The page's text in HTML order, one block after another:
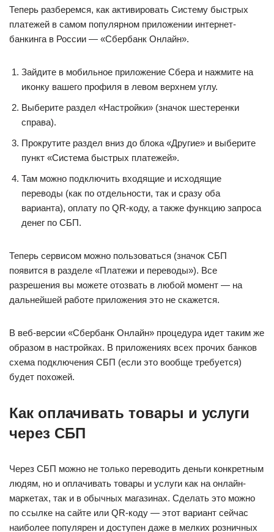
Теперь разберемся, как активировать Систему быстрых
платежей в самом популярном приложении интернет-
банкинга в России — «Сбербанк Онлайн».
Зайдите в мобильное приложение Сбера и нажмите на
иконку вашего профиля в левом верхнем углу.
Выберите раздел «Настройки» (значок шестеренки
справа).
Прокрутите раздел вниз до блока «Другие» и выберите
пункт «Система быстрых платежей».
Там можно подключить входящие и исходящие
переводы (как по отдельности, так и сразу оба
варианта), оплату по QR-коду, а также функцию запроса
денег по СБП.
Теперь сервисом можно пользоваться (значок СБП
появится в разделе «Платежи и переводы»). Все
разрешения вы можете отозвать в любой момент — на
дальнейшей работе приложения это не скажется.
В веб-версии «Сбербанк Онлайн» процедура идет таким же
образом в настройках. В приложениях всех прочих банков
схема подключения СБП (если это вообще требуется)
будет похожей.
Как оплачивать товары и услуги
через СБП
Через СБП можно не только переводить деньги конкретным
людям, но и оплачивать товары и услуги как на онлайн-
маркетах, так и в обычных магазинах. Сделать это можно
по ссылке на сайте или QR-коду — этот вариант сейчас
наиболее популярен и доступен даже в мелких розничных